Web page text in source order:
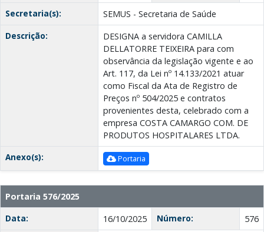
Secretaria(s):
SEMUS - Secretaria de Saúde
Descrição:
DESIGNA a servidora CAMILLA
DELLATORRE TEIXEIRA para com
observância da legislação vigente e ao
Art. 117, da Lei nº 14.133/2021 atuar
como Fiscal da Ata de Registro de
Preços nº 504/2025 e contratos
provenientes desta, celebrado com a
empresa COSTA CAMARGO COM. DE
PRODUTOS HOSPITALARES LTDА.
Anexo(s):
Portaria
Portaria 576/2025
Data:
16/10/2025 Número:
576